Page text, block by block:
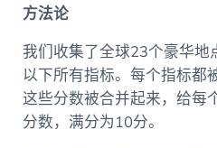
方法论
我们收集了全球23个豪华
以下所有指标。每个指标都
这些分数被合并起来，给每
分数，满分为10分。